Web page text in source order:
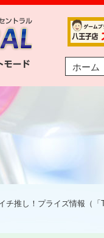
ホーム
チ推し！プライズ情報（